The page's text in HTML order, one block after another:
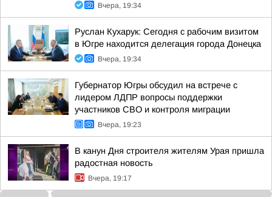
Вчера, 19:34
Руслан Кухарук: Сегодня с рабочим визитом
в Югре находится делегация города Донецка
Вчера, 19:34
Губернатор Югры обсудил на встрече с
лидером ЛДПР вопросы поддержки
участников СВО и контроля миграции
Вчера, 19:23
В канун Дня строителя жителям Урая пришла
радостная новость
Вчера, 19:17